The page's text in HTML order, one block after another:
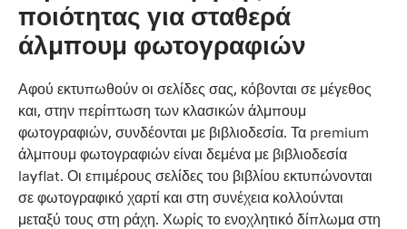
ποιότητας για σταθερά
άλμπουμ φωτογραφιών
Αφού εκτυπωθούν οι σελίδες σας, κόβονται σε μέγεθος
και, στην περίπτωση των κλασικών άλμπουμ
φωτογραφιών, συνδέονται με βιβλιοδεσία. Τα premium
άλμπουμ φωτογραφιών είναι δεμένα με βιβλιοδεσία
layflat. Οι επιμέρους σελίδες του βιβλίου εκτυπώνονται
σε φωτογραφικό χαρτί και στη συνέχεια κολλούνται
μεταξύ τους στη ράχη. Χωρίς το ενοχλητικό δίπλωμα στη